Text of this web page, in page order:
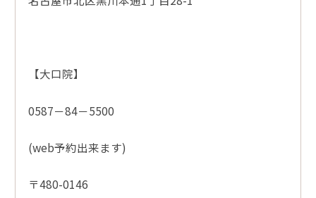
【大口院】
0587－84－5500
(web予約出来ます)
〒480-0146